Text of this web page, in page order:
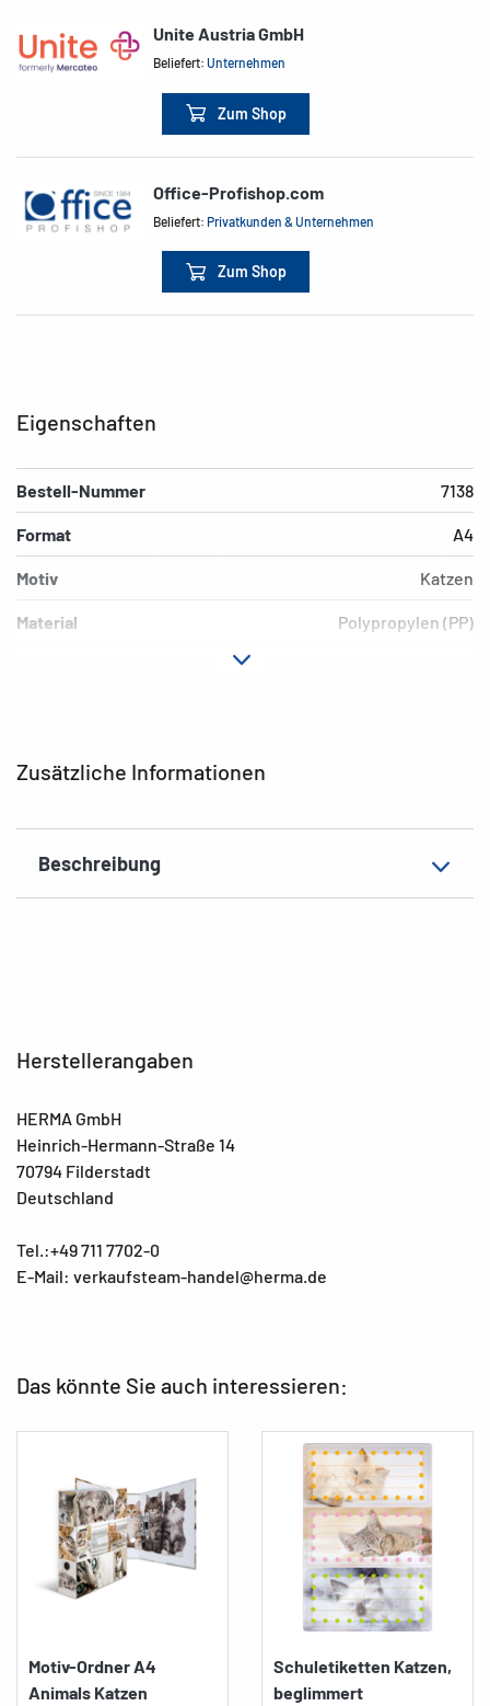
Unite Austria GmbH
Beliefert:Unternehmen
Zum Shop
Office-Profishop.com
Beliefert:Privatkunden & Unternehmen
Zum Shop
Zusätzliche Informationen
Beschreibung
Eigenschaften
Bestell-Nummer 7138
Format A4
Motiv Katzen
Material Polypropylen (PP)
Herstellerangaben
HERMA GmbH
Heinrich-Hermann-Straße 14
70794 Filderstadt
Deutschland
Tel.:+49 711 7702-0
E-Mail: verkaufsteam-handel@herma.de
Das könnte Sie auch interessieren:
Motiv-Ordner A4
Animals Katzen
Schuletiketten Katzen,
beglimmert